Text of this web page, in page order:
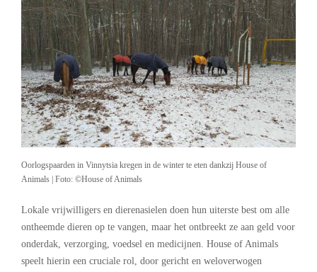
Oorlogspaarden in Vinnytsia kregen in de winter te eten dankzij House of
Animals | Foto: ©House of Animals
Lokale vrijwilligers en dierenasielen doen hun uiterste best om alle
ontheemde dieren op te vangen, maar het ontbreekt ze aan geld voor
onderdak, verzorging, voedsel en medicijnen. House of Animals
speelt hierin een cruciale rol, door gericht en weloverwogen